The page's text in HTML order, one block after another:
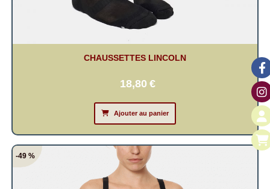
CHAUSSETTES LINCOLN
18,80 €
Ajouter au panier
-49 %